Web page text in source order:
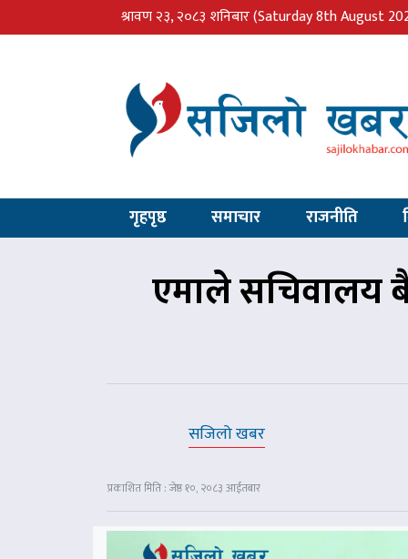
श्रावण २३, २०८३ शनिबार(Saturday 8th August
गृहपृष्ठ समाचार राजनीति
एमाले सचिवालय
सजिलो खबर
प्रकाशित मिति : जेष्ठ १०, २०८३ आईतबार